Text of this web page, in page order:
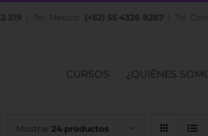
319 | Tel. México: (+52) 55 4326 8287 | Tel.
CURSOS ¿QUIÉNES
Mostrar 24 productos